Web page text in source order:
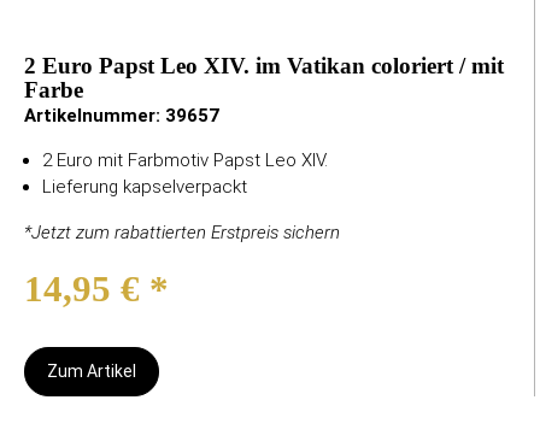
2 Euro Papst Leo XIV. im Vatikan coloriert / mit
Farbe
Artikelnummer: 39657
2 Euro mit Farbmotiv Papst Leo XIV.
Lieferung kapselverpackt
*Jetzt zum rabattierten Erstpreis sichern
14,95 € *
Zum Artikel